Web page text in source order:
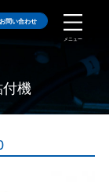
お問い合わせ
メニュー
機